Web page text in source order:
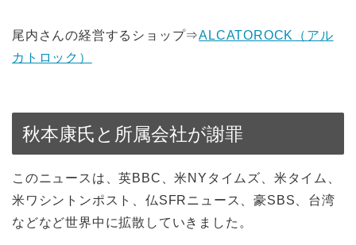
尾内さんの経営するショップ⇒ALCATOROCK（アル
カトロック）
秋本康氏と所属会社が謝罪
このニュースは、英BBC、米NYタイムズ、米タイム、
米ワシントンポスト、仏SFRニュース、豪SBS、台湾
などなど世界中に拡散していきました。